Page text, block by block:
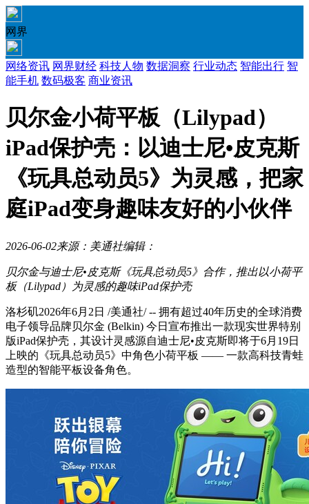
网界
网络资讯 网界财经 科技人物 数据洞察 行业动态 智能出行 智
能手机 数码极客 商业资讯
贝尔金小荷平板（Lilypad）
iPad保护壳：以迪士尼•皮克斯
《玩具总动员5》为灵感，把家
庭iPad变身趣味友好的小伙伴
2026-06-02来源：美通社编辑：
贝尔金与迪士尼•皮克斯《玩具总动员5》合作，推出以小荷平
板（Lilypad） 为灵感的趣味iPad保护壳
洛杉矶2026年6月2日 /美通社/ -- 拥有超过40年历史的全球消费
电子领导品牌贝尔金 (Belkin) 今日宣布推出一款现实世界特别
版iPad保护壳，其设计灵感源自迪士尼•皮克斯即将于6月19日
上映的《玩具总动员5》中角色小荷平板 —— 一款高科技青蛙
造型的智能平板设备角色。